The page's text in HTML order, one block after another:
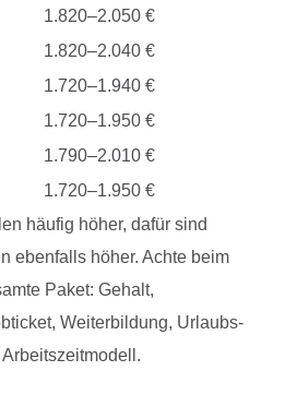
1.820–2.050 €
1.820–2.040 €
1.720–1.940 €
1.720–1.950 €
1.790–2.010 €
1.720–1.950 €
häufig höher, dafür sind
ebenfalls höher. Achte beim
Paket: Gehalt,
Weiterbildung, Urlaubs-